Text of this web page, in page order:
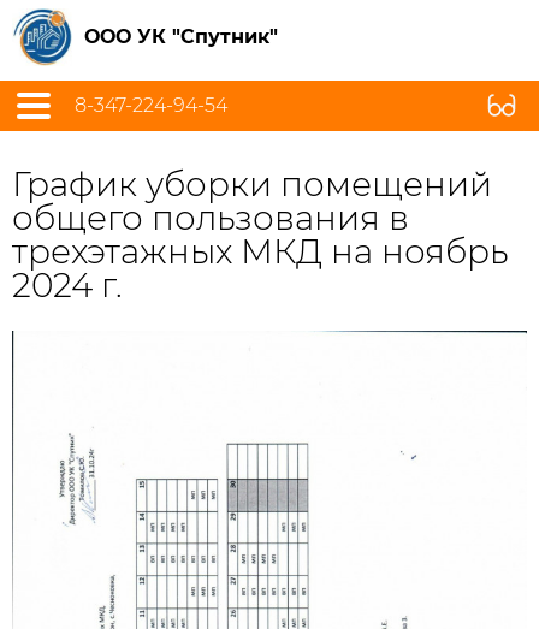
ООО УК "Спутник"
8-347-224-94-54
График уборки помещений
общего пользования в
трехэтажных МКД на ноябрь
2024 г.